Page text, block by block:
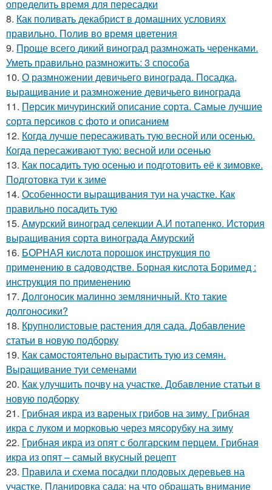
определить время для пересадки
8. Как поливать декабрист в домашних условиях
правильно. Полив во время цветения
9. Проще всего дикий виноград размножать черенками.
Уметь правильно размножить: 3 способа
10. О размножении девичьего винограда. Посадка,
выращивание и размножение девичьего винограда
11. Персик мичуринский описание сорта. Самые лучшие
сорта персиков с фото и описанием
12. Когда лучше пересаживать тую весной или осенью.
Когда пересаживают тую: весной или осенью
13. Как посадить тую осенью и подготовить её к зимовке.
Подготовка туи к зиме
14. Особенности выращивания туи на участке. Как
правильно посадить тую
15. Амурский виноград селекции А.И потапенко. История
выращивания сорта винограда Амурский
16. БОРНАЯ кислота порошок инструкция по
применению в садоводстве. Борная кислота Боримед :
инструкция по применению
17. Долгоносик малинно земляничный. Кто такие
долгоносики?
18. Крупнолистовые растения для сада. Добавление
статьи в новую подборку
19. Как самостоятельно вырастить тую из семян.
Выращивание туи семенами
20. Как улучшить почву на участке. Добавление статьи в
новую подборку
21. Грибная икра из вареных грибов на зиму. Грибная
икра с луком и морковью через мясорубку на зиму
22. Грибная икра из опят с болгарским перцем. Грибная
икра из опят – самый вкусный рецепт
23. Правила и схема посадки плодовых деревьев на
участке. Планировка сада: на что обращать внимание